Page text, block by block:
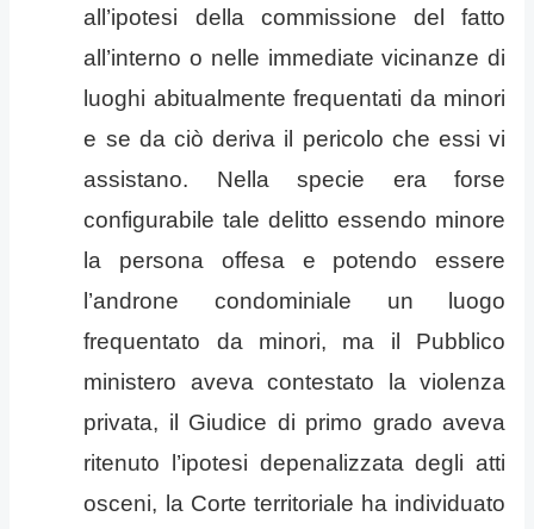
all’ipotesi della commissione del fatto
all’interno o nelle immediate vicinanze di
luoghi abitualmente frequentati da minori
e se da ciò deriva il pericolo che essi vi
assistano. Nella specie era forse
configurabile tale delitto essendo minore
la persona offesa e potendo essere
l’androne condominiale un luogo
frequentato da minori, ma il Pubblico
ministero aveva contestato la violenza
privata, il Giudice di primo grado aveva
ritenuto l’ipotesi depenalizzata degli atti
osceni, la Corte territoriale ha individuato